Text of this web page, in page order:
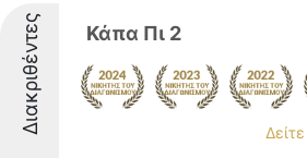
Διακριθέντες Κάπα Πι 2